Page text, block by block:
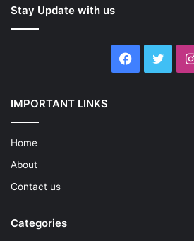
Stay Update with us
Facebook
IMPORTANT LINKS
Home
About
Contact us
Categories